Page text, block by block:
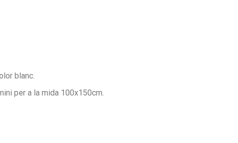
blanc.
per a la mida 100x150cm.